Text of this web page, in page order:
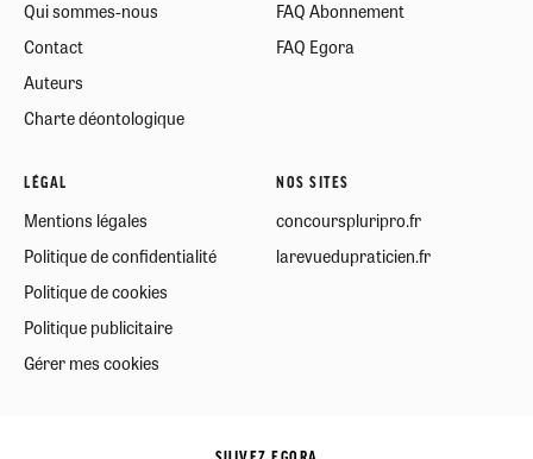
Qui sommes-nous
Contact
Auteurs
Charte déontologique
FAQ Abonnement
FAQ Egora
LÉGAL
Mentions légales
Politique de confidentialité
Politique de cookies
Politique publicitaire
Gérer mes cookies
NOS SITES
concourspluripro.fr
larevuedupraticien.fr